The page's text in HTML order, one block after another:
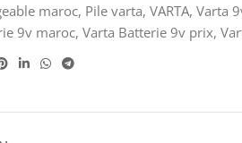
maroc, Pile varta, VARTA, Varta
9v maroc, Varta Batterie 9v prix,